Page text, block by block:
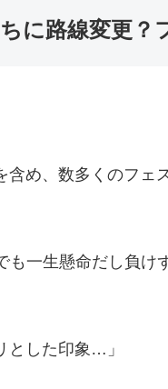
に路線変更？
含め、数多くのフ
も一生懸命だし負
とした印象…」